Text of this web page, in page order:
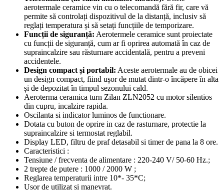
aerotermale ceramice vin cu o telecomandă fără fir, care vă
permite să controlați dispozitivul de la distanță, inclusiv să
reglați temperatura și să setați funcțiile de temporizare.
Funcții de siguranță: Aerotermele ceramice sunt proiectate
cu funcții de siguranță, cum ar fi oprirea automată în caz de
supraincalzire sau răsturnare accidentală, pentru a preveni
accidentele.
Design compact și portabil: Aceste aerotermale au de obicei
un design compact, fiind ușor de mutat dintr-o încăpere în alta
și de depozitat în timpul sezonului cald.
Aeroterma ceramica turn Zilan ZLN2052 cu motor silentios
din cupru, incalzire rapida.
Oscilanta si indicator luminos de functionare.
Dotata cu buton de oprire in caz de rasturnare, protectie la
supraincalzire si termostat reglabil.
Display LED, filtru de praf detasabil si timer de pana la 8 ore.
Caracteristici :
Tensiune / frecventa de alimentare : 220-240 V/ 50-60 Hz.;
2 trepte de putere : 1000 / 2000 W ;
Reglarea temperaturii intre 10*- 35*C;
Usor de utilizat si manevrat.